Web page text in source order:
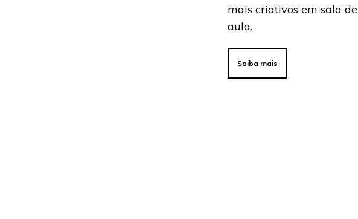
mais criativos em sala de
aula.
Saiba mais